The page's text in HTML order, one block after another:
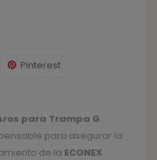
Pinterest
para Trampa G
para asegurar la
de la ECONEX